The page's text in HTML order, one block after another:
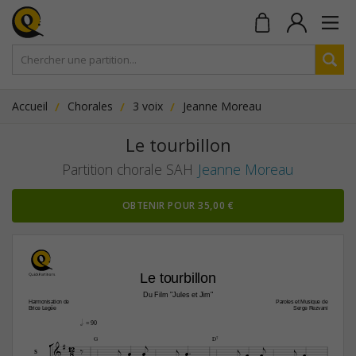
Accueil Chorales 3 voix Jeanne Moreau
Le tourbillon
Partition chorale SAH Jeanne Moreau
OBTENIR POUR 35,00 €

Paroles et Musique de
Serge Rezvani
Le tourbillon
Harmonisation de
Brice Legée
h. = 90
12

S
G D7
Du Film "Jules et Jim"
       